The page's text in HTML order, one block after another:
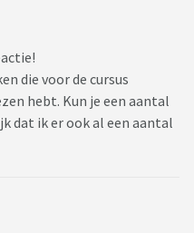
die voor de cursus
hebt. Kun je een aantal
dat ik er ook al een aantal